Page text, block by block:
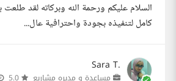
السلام عليكم ورحمة الله وبركاته لقد
كامل لتنفيذه بجودة واحترافية عال...
Sara T.
مساعدة و مديره مشاريع